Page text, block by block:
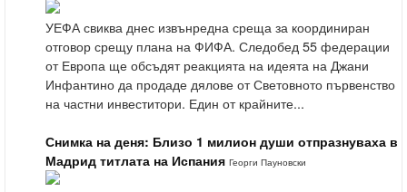
УЕФА свиква днес извънредна среща за координиран
отговор срещу плана на ФИФА. Следобед 55 федерации
от Европа ще обсъдят реакцията на идеята на Джани
Инфантино да продаде дялове от Световното първенство
на частни инвеститори. Един от крайните...
Снимка на деня: Близо 1 милион души отпразнуваха в
Мадрид титлата на Испания Георги Пауновски